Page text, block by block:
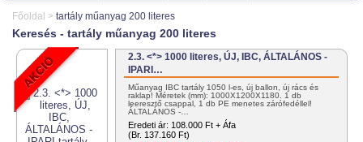
Főoldal > tartály műanyag 200 literes
Keresés - tartály műanyag 200 literes
2.3. <*> 1000 literes, ÚJ, IBC, ÁLTALÁNOS -
IPARI…
Műanyag IBC tartály 1050 l-es, új ballon, új rács és
raklap! Méretek (mm): 1000X1200X1180. 1 db
leeresztő csappal, 1 db PE menetes zárófedéllel!
ÁLTALÁNOS -…
Eredeti ár: 108.000 Ft + Áfa
(Br. 137.160 Ft)